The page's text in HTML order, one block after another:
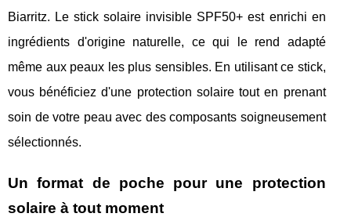
Biarritz. Le stick solaire invisible SPF50+ est enrichi en
ingrédients d'origine naturelle, ce qui le rend adapté
même aux peaux les plus sensibles. En utilisant ce stick,
vous bénéficiez d'une protection solaire tout en prenant
soin de votre peau avec des composants soigneusement
sélectionnés.
Un format de poche pour une protection
solaire à tout moment